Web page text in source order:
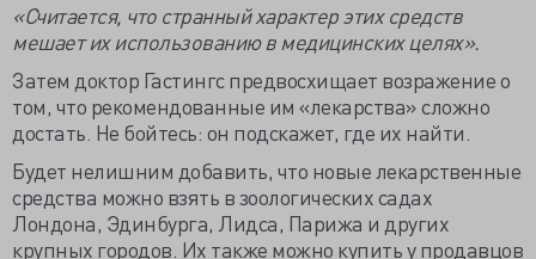
«Считается, что странный характер этих средств
мешает их использованию в медицинских целях».
Затем доктор Гастингс предвосхищает возражение о
том, что рекомендованные им «лекарства» сложно
достать. Не бойтесь: он подскажет, где их найти.
Будет нелишним добавить, что новые лекарственные
средства можно взять в зоологических садах
Лондона, Эдинбурга, Лидса, Парижа и других
крупных городов. Их также можно купить у продавцов